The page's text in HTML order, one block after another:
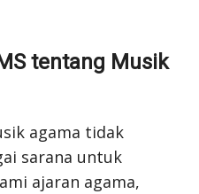
tentang Musik
agama tidak
sarana untuk
ajaran agama,